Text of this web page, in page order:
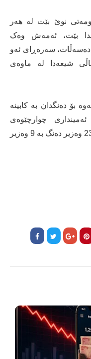
نوێ بێت لە هەر
بێت، ئەمەش وەک
دەسەڵات، سەرەڕای ئەو
شیعەدا لە ماوەی
بۆ دەنگدان بە کابینە
چوارچێوەی
هاوئاهەنگیی رایگەیاند، سبەی لە کۆی 23 وەزیر دەنگ بە 9 وەزیر